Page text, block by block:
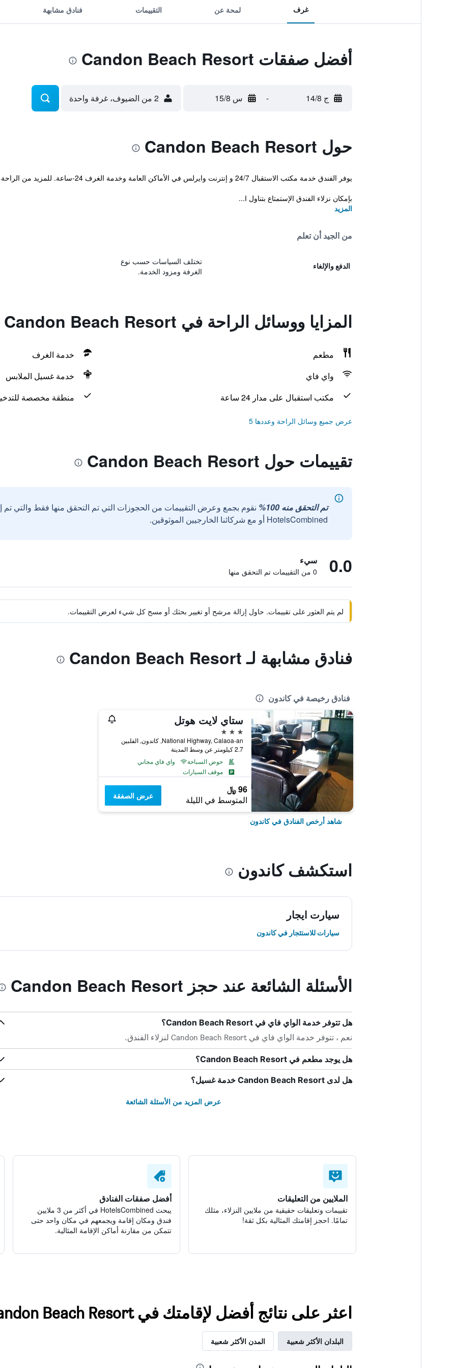
غرف لمحة عن التقييمات فنادق مشابهة
أفضل صفقات Candon Beach Resort
ج 14/8 - س 15/8 2 من الضيوف، غرفة واحدة
حول Candon Beach Resort
يوفر الفندق خدمة مكتب الاستقبال 24/7 و إنترنت وايرلس في الأماكن العامة وخدمة الغرف 24-ساعة. للمزيد من الراحة، هناك خدمة غسيل الملابس ومنطقة مخصصة للتدخين.
بإمكان نزلاء الفندق الإستمتاع بتناول ا...
المزيد
من الجيد أن تعلم
الدفع والإلغاء
تختلف السياسات حسب نوع
الغرفة ومزود الخدمة.
المزايا ووسائل الراحة في Candon Beach Resort
مطعم
خدمة الغرف
واي فاي
خدمة غسيل الملابس
مكتب استقبال على مدار 24 ساعة
منطقة مخصصة
عرض جميع وسائل الراحة وعددها 5
تقييمات حول Candon Beach Resort
تم التحقق منه 100%
نقوم بجمع وعرض التقييمات من الحجوزات التي تم التحقق منها فقط والتي
HotelsCombined أو مع شركائنا الخارجيين الموثوقين.
0.0 سيء
0 من التقييمات تم التحقق منها
لم يتم العثور على تقييمات. حاول إزالة مرشح أو تغيير بحثك أو مسح كل شيء لعرض التقييمات.
فنادق مشابهة لـ Candon Beach Resort
فنادق رخيصة في كاندون
ستاي لايت هوتل
3 نجوم
National Highway, Calaoa-an, كاندون, الفلبين
2.7 كيلومتر عن وسط المدينة
حوض السباحة
واي فاي مجاني
موقف السيارات
96 ﷼
المتوسط في الليلة عرض الصفقة
شاهد أرخص الفنادق في كاندون
استكشف كاندون
سيارت ايجار
سيارات للاستئجار في كاندون
الأسئلة الشائعة عند حجز Candon Beach Resort
هل تتوفر خدمة الواي فاي في Candon Beach Resort؟
نعم ، تتوفر خدمة الواي فاي في Candon Beach Resort لنزلاء الفندق.
هل يوجد مطعم في Candon Beach Resort؟
هل لدى Candon Beach Resort خدمة غسيل؟
عرض المزيد من الأسئلة الشائعة
الملايين من التعليقات
تقييمات وتعليقات حقيقية من ملايين النزلاء، مثلك
تمامًا. احجز إقامتك المثالية بكل ثقة!
أفضل صفقات الفنادق
يبحث HotelsCombined في أكثر من 3 ملايين
فندق ومكان إقامة ويجمعهم في مكان واحد حتى
تتمكن من مقارنة أماكن الإقامة المثالية.
اعثر على نتائج أفضل لإقامتك في Candon Beach Resort
البلدان الأكثر شعبية المدن الأكثر شعبية